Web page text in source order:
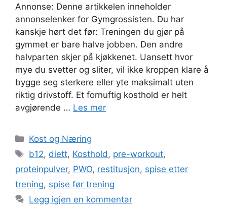
Annonse: Denne artikkelen inneholder
annonselenker for Gymgrossisten. Du har
kanskje hørt det før: Treningen du gjør på
gymmet er bare halve jobben. Den andre
halvparten skjer på kjøkkenet. Uansett hvor
mye du svetter og sliter, vil ikke kroppen klare å
bygge seg sterkere eller yte maksimalt uten
riktig drivstoff. Et fornuftig kosthold er helt
avgjørende … Les mer
Kategorier
Kost og Næring
Stikkord
b12, diett, Kosthold , pre-workout,
proteinpulver, PWO, restitusjon, spise etter
trening, spise før trening
Legg igjen en kommentar